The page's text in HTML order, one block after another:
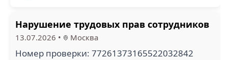
Нарушение трудовых прав сотрудников
13.07.2026 • Москва
Номер проверки: 77261373165522032842